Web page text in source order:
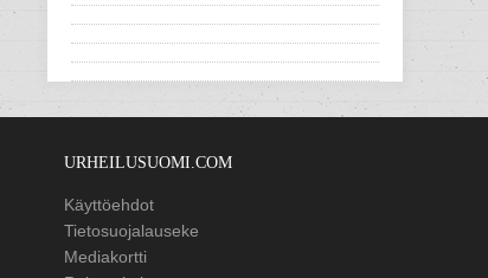
URHEILUSUOMI.COM
Käyttöehdot
Tietosuojalauseke
Mediakortti